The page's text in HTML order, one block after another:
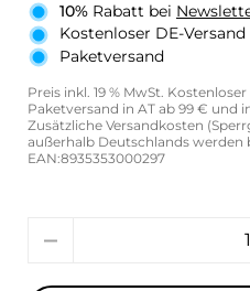
10% Rabatt bei
Kostenloser DE-Versand
Paketversand
Preis inkl. 19 % MwSt.
Paketversand in AT ab 99 € und
Zusätzliche Versandkosten
außerhalb Deutschlands
EAN:8935353000297